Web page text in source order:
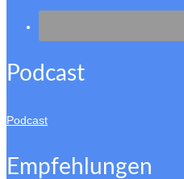
Podcast
Podcast
Empfehlungen